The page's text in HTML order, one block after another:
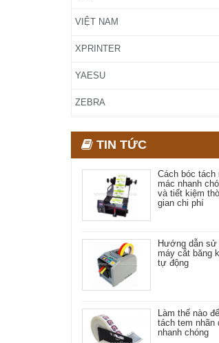
VIỆT NAM
XPRINTER
YAESU
ZEBRA
TIN TỨC
Cách bóc tách
mác nhanh
và tiết kiệm
gian chi phí
Hướng dẫn sử
máy cắt băng
tự động
Làm thế nào để
tách tem nhãn
nhanh chóng